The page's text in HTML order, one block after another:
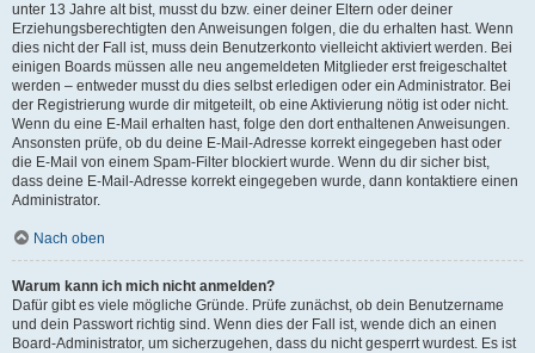
unter 13 Jahre alt bist, musst du bzw. einer deiner Eltern oder deiner
Erziehungsberechtigten den Anweisungen folgen, die du erhalten hast. Wenn
dies nicht der Fall ist, muss dein Benutzerkonto vielleicht aktiviert werden. Bei
einigen Boards müssen alle neu angemeldeten Mitglieder erst freigeschaltet
werden – entweder musst du dies selbst erledigen oder ein Administrator. Bei
der Registrierung wurde dir mitgeteilt, ob eine Aktivierung nötig ist oder nicht.
Wenn du eine E-Mail erhalten hast, folge den dort enthaltenen Anweisungen.
Ansonsten prüfe, ob du deine E-Mail-Adresse korrekt eingegeben hast oder
die E-Mail von einem Spam-Filter blockiert wurde. Wenn du dir sicher bist,
dass deine E-Mail-Adresse korrekt eingegeben wurde, dann kontaktiere einen
Administrator.
Nach oben
Warum kann ich mich nicht anmelden?
Dafür gibt es viele mögliche Gründe. Prüfe zunächst, ob dein Benutzername
und dein Passwort richtig sind. Wenn dies der Fall ist, wende dich an einen
Board-Administrator, um sicherzugehen, dass du nicht gesperrt wurdest. Es ist